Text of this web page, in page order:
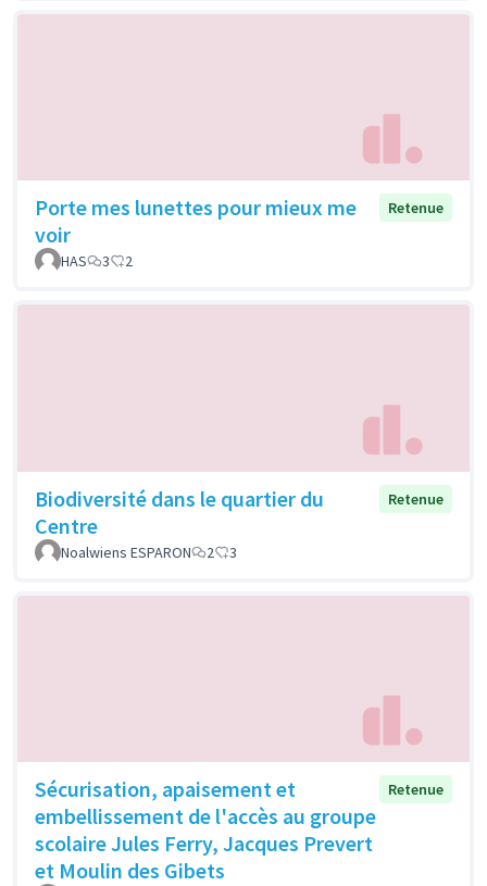
Porte mes lunettes pour mieux me
voir
Retenue
HAS 3 2
Biodiversité dans le quartier du
Centre
Retenue
Noalwiens ESPARON 2 3
Sécurisation, apaisement et
embellissement de l'accès au groupe
scolaire Jules Ferry, Jacques Prevert
et Moulin des Gibets
Retenue